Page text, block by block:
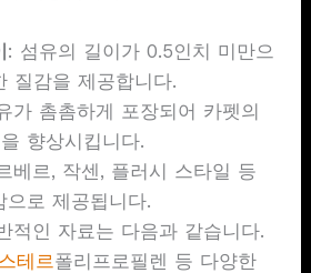
: 섬유의 길이가 0.5인치 미만으
질감을 제공합니다.
가 촘촘하게 포장되어 카펫의
향상시킵니다.
베르, 작센, 플러시 스타일 등
로 제공됩니다.
적인 자료는 다음과 같습니다.
테르 폴리프로필렌 등 다양한